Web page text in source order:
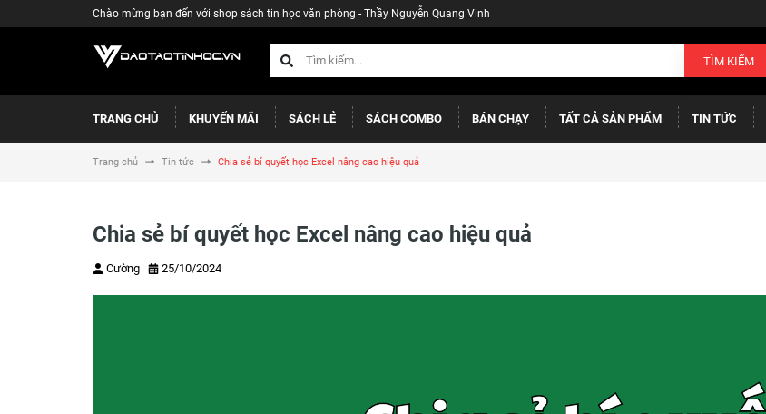
Chào mừng bạn đến với shop sách tin học văn phòng - Thầy Nguyễn Quang Vinh
TÌM KIẾM
TRANG CHỦ KHUYẾN MÃI SÁCH LẺ SÁCH COMBO BÁN CHẠY TẤT CẢ SẢN PHẨM TIN TỨC
Trang chủ Tin tức Chia sẻ bí quyết học Excel nâng cao hiệu quả
Chia sẻ bí quyết học Excel nâng cao hiệu quả
Cường 25/10/2024